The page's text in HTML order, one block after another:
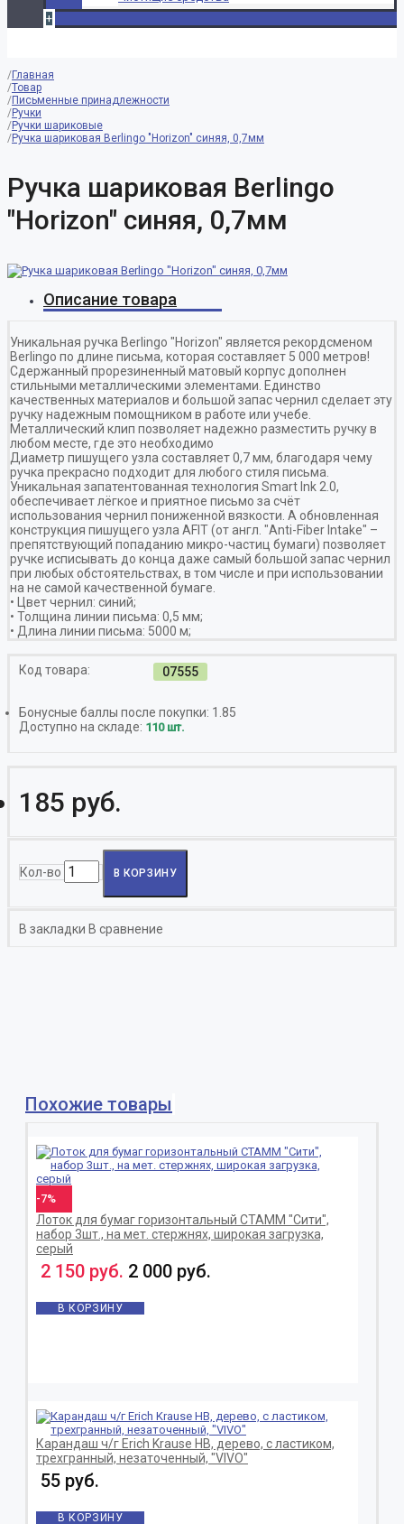
+
Главная
Товар
Письменные принадлежности
Ручки
Ручки шариковые
Ручка шариковая Berlingo "Horizon" синяя, 0,7мм
Ручка шариковая Berlingo
"Horizon" синяя, 0,7мм
Описание товара
Уникальная ручка Berlingo "Horizon" является рекордсменом
Berlingo по длине письма, которая составляет 5 000 метров!
Сдержанный прорезиненный матовый корпус дополнен
стильными металлическими элементами. Единство
качественных материалов и большой запас чернил сделает эту
ручку надежным помощником в работе или учебе.
Металлический клип позволяет надежно разместить ручку в
любом месте, где это необходимо
Диаметр пишущего узла составляет 0,7 мм, благодаря чему
ручка прекрасно подходит для любого стиля письма.
Уникальная запатентованная технология Smart Ink 2.0,
обеспечивает лёгкое и приятное письмо за счёт
использования чернил пониженной вязкости. А обновленная
конструкция пишущего узла AFIT (от англ. "Anti-Fiber Intake" –
препятствующий попаданию микро-частиц бумаги) позволяет
ручке исписывать до конца даже самый большой запас чернил
при любых обстоятельствах, в том числе и при использовании
на не самой качественной бумаге.
• Цвет чернил: синий;
• Толщина линии письма: 0,5 мм;
• Длина линии письма: 5000 м;
Код товара: 07555
Бонусные баллы после покупки: 1.85
Доступно на складе: 110 шт.
185 руб.
Кол-во В КОРЗИНУ
В закладки В сравнение
Похожие товары
-7%
Лоток для бумаг горизонтальный СТАММ "Сити",
набор 3шт., на мет. стержнях, широкая загрузка,
серый
2 150 руб. 2 000 руб.
В КОРЗИНУ
Карандаш ч/г Erich Krause HB, дерево, с ластиком,
трехгранный, незаточенный, "VIVO"
55 руб.
В КОРЗИНУ